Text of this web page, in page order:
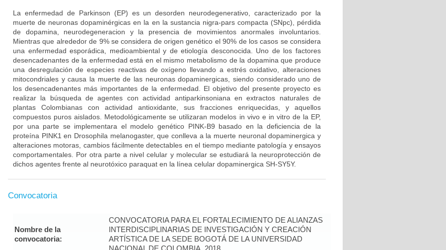
La enfermedad de Parkinson (EP) es un desorden neurodegenerativo, caracterizado por la
muerte de neuronas dopaminérgicas en la en la sustancia nigra-pars compacta (SNpc), pérdida
de dopamina, neurodegeneracion y la presencia de movimientos anormales involuntarios.
Mientras que alrededor de 9% se considera de origen genético el 90% de los casos se considera
una enfermedad esporádica, medioambiental y de etiología desconocida. Uno de los factores
desencadenantes de la enfermedad está en el mismo metabolismo de la dopamina que produce
una desregulación de especies reactivas de oxígeno llevando a estrés oxidativo, alteraciones
mitocondriales y causa la muerte de las neuronas dopaminergicas, siendo considerado uno de
los desencadenantes más importantes de la enfermedad. El objetivo del presente proyecto es
realizar la búsqueda de agentes con actividad antiparkinsoniana en extractos naturales de
plantas Colombianas con actividad antioxidante, sus fracciones enriquecidas, y aquellos
compuestos puros aislados. Metodológicamente se utilizaran modelos in vivo e in vitro de la EP,
por una parte se implementara el modelo genético PINK-B9 basado en la deficiencia de la
proteína PINK1 en Drosophila melanogaster, que conlleva a la muerte neuronal dopaminergica y
alteraciones motoras, cambios fácilmente detectables en el tiempo mediante patología y ensayos
comportamentales. Por otra parte a nivel celular y molecular se estudiará la neuroprotección de
dichos agentes frente al neurotóxico paraquat en la línea celular dopaminergica SH-SY5Y.
Convocatoria
Nombre de la
convocatoria:
CONVOCATORIA PARA EL FORTALECIMIENTO DE ALIANZAS
INTERDISCIPLINARIAS DE INVESTIGACIÓN Y CREACIÓN
ARTÍSTICA DE LA SEDE BOGOTÁ DE LA UNIVERSIDAD
NACIONAL DE COLOMBIA, 2018